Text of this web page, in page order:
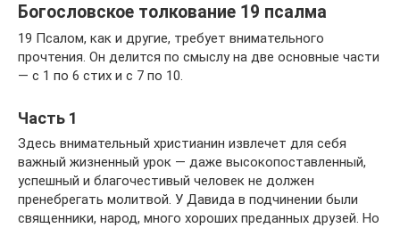
Богословское толкование 19 псалма
19 Псалом, как и другие, требует внимательного
прочтения. Он делится по смыслу на две основные части
— с 1 по 6 стих и с 7 по 10.
Часть 1
Здесь внимательный христианин извлечет для себя
важный жизненный урок — даже высокопоставленный,
успешный и благочестивый человек не должен
пренебрегать молитвой. У Давида в подчинении были
священники, народ, много хороших преданных друзей. Но